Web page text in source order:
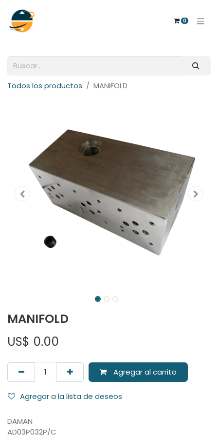
0
Todos los productos MANIFOLD
MANIFOLD
US$ 0.00
Agregar al carrito
Agregar a la lista de deseos
DAMAN
AD03P032P/C